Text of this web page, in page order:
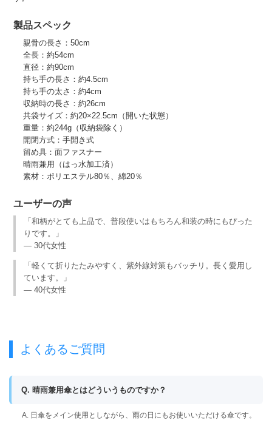
製品スペック
親骨の長さ：50cm
全長：約54cm
直径：約90cm
持ち手の長さ：約4.5cm
持ち手の太さ：約4cm
収納時の長さ：約26cm
共袋サイズ：約20×22.5cm（開いた状態）
重量：約244g（収納袋除く）
開閉方式：手開き式
留め具：面ファスナー
晴雨兼用（はっ水加工済）
素材：ポリエステル80％、綿20％
ユーザーの声
「和柄がとても上品で、普段使いはもちろん和装の時にもぴった
りです。」
— 30代女性
「軽くて折りたたみやすく、紫外線対策もバッチリ。長く愛用し
ています。」
— 40代女性
よくあるご質問
Q. 晴雨兼用傘とはどういうものですか？
A. 日傘をメイン使用としながら、雨の日にもお使いいただける傘です。